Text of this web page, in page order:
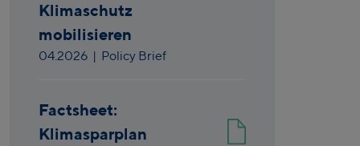
Klimaschutz
mobilisieren
04.2026 | Policy Brief
Factsheet:
Klimasparplan